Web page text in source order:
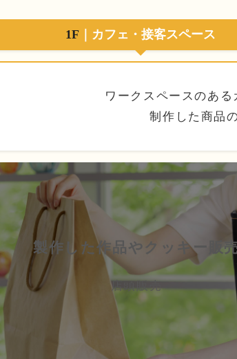
1F ｜カフェ・接客スペース
ワークスペースのある
制作した商品
製作した作品やクッキー販
店頭販売